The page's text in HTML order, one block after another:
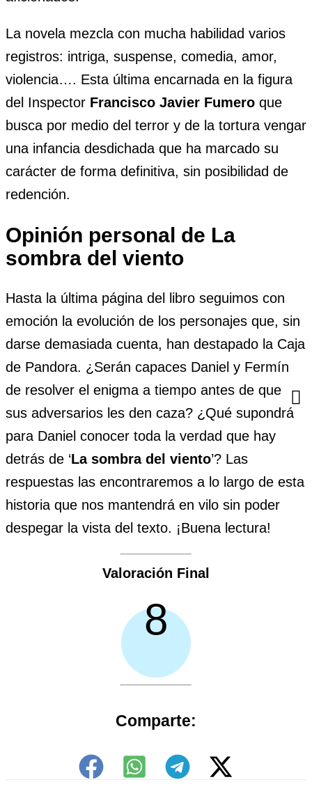
La novela mezcla con mucha habilidad varios
registros: intriga, suspense, comedia, amor,
violencia…. Esta última encarnada en la figura
del Inspector Francisco Javier Fumero que
busca por medio del terror y de la tortura vengar
una infancia desdichada que ha marcado su
carácter de forma definitiva, sin posibilidad de
redención.
Opinión personal de La
sombra del viento
Hasta la última página del libro seguimos con
emoción la evolución de los personajes que, sin
darse demasiada cuenta, han destapado la Caja
de Pandora. ¿Serán capaces Daniel y Fermín
de resolver el enigma a tiempo antes de que
sus adversarios les den caza? ¿Qué supondrá
para Daniel conocer toda la verdad que hay
detrás de ‘La sombra del viento’? Las
respuestas las encontraremos a lo largo de esta
historia que nos mantendrá en vilo sin poder
despegar la vista del texto. ¡Buena lectura!
Valoración Final
8
Comparte: